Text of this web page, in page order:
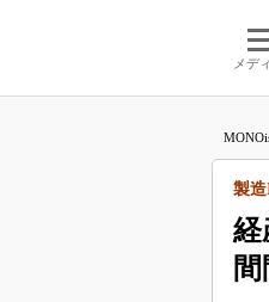
メデ
経
製